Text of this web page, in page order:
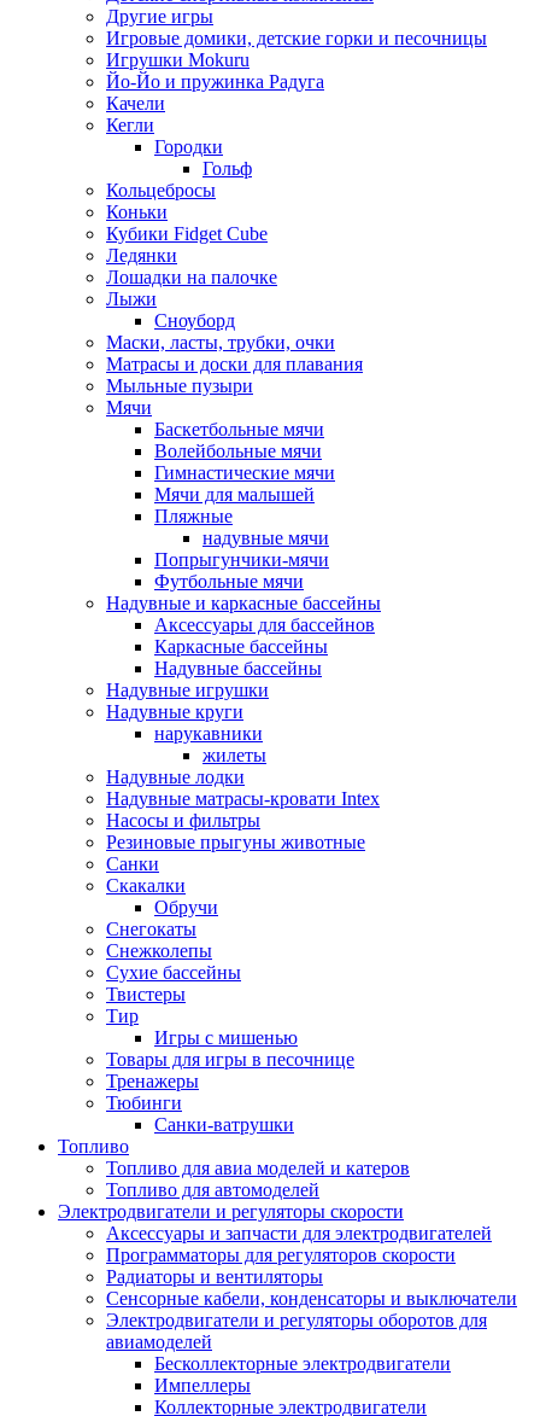
Другие игры
Игровые домики, детские горки и песочницы
Игрушки Mokuru
Йо-Йо и пружинка Радуга
Качели
Кегли
Городки
Гольф
Кольцебросы
Коньки
Кубики Fidget Cube
Ледянки
Лошадки на палочке
Лыжи
Сноуборд
Маски, ласты, трубки, очки
Матрасы и доски для плавания
Мыльные пузыри
Мячи
Баскетбольные мячи
Волейбольные мячи
Гимнастические мячи
Мячи для малышей
Пляжные
надувные мячи
Попрыгунчики-мячи
Футбольные мячи
Надувные и каркасные бассейны
Аксессуары для бассейнов
Каркасные бассейны
Надувные бассейны
Надувные игрушки
Надувные круги
нарукавники
жилеты
Надувные лодки
Надувные матрасы-кровати Intex
Насосы и фильтры
Резиновые прыгуны животные
Санки
Скакалки
Обручи
Снегокаты
Снежколепы
Сухие бассейны
Твистеры
Тир
Игры с мишенью
Товары для игры в песочнице
Тренажеры
Тюбинги
Санки-ватрушки
Топливо
Топливо для авиа моделей и катеров
Топливо для автомоделей
Электродвигатели и регуляторы скорости
Аксессуары и запчасти для электродвигателей
Программаторы для регуляторов скорости
Радиаторы и вентиляторы
Сенсорные кабели, конденсаторы и выключатели
Электродвигатели и регуляторы оборотов для
авиамоделей
Бесколлекторные электродвигатели
Импеллеры
Коллекторные электродвигатели